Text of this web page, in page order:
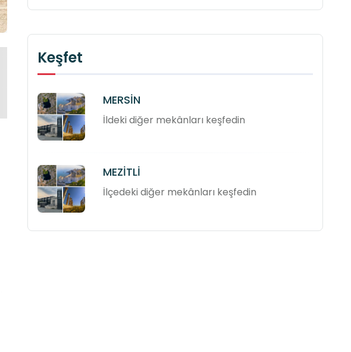
Keşfet
MERSİN
İldeki diğer mekânları keşfedin
MEZİTLİ
İlçedeki diğer mekânları keşfedin